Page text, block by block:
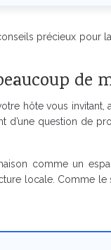
précieux pour
de
hôte vous invitant,
question de
comme un
locale. Comme